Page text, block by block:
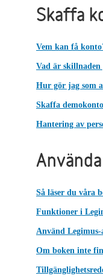
Skaffa
Vem kan få
Vad är
Hur gör jag som
Skaffa demokonto
Hantering av
Så läser du våra
Funktioner i
Använd Legimus-
Om boken inte